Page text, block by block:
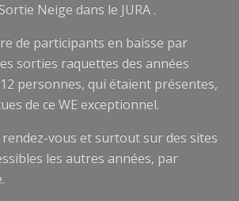
Neige dans le JURA .
de participants en baisse par
sorties raquettes des années
personnes, qui étaient présentes,
de ce WE exceptionnel.
vous et surtout sur des sites
les autres années, par